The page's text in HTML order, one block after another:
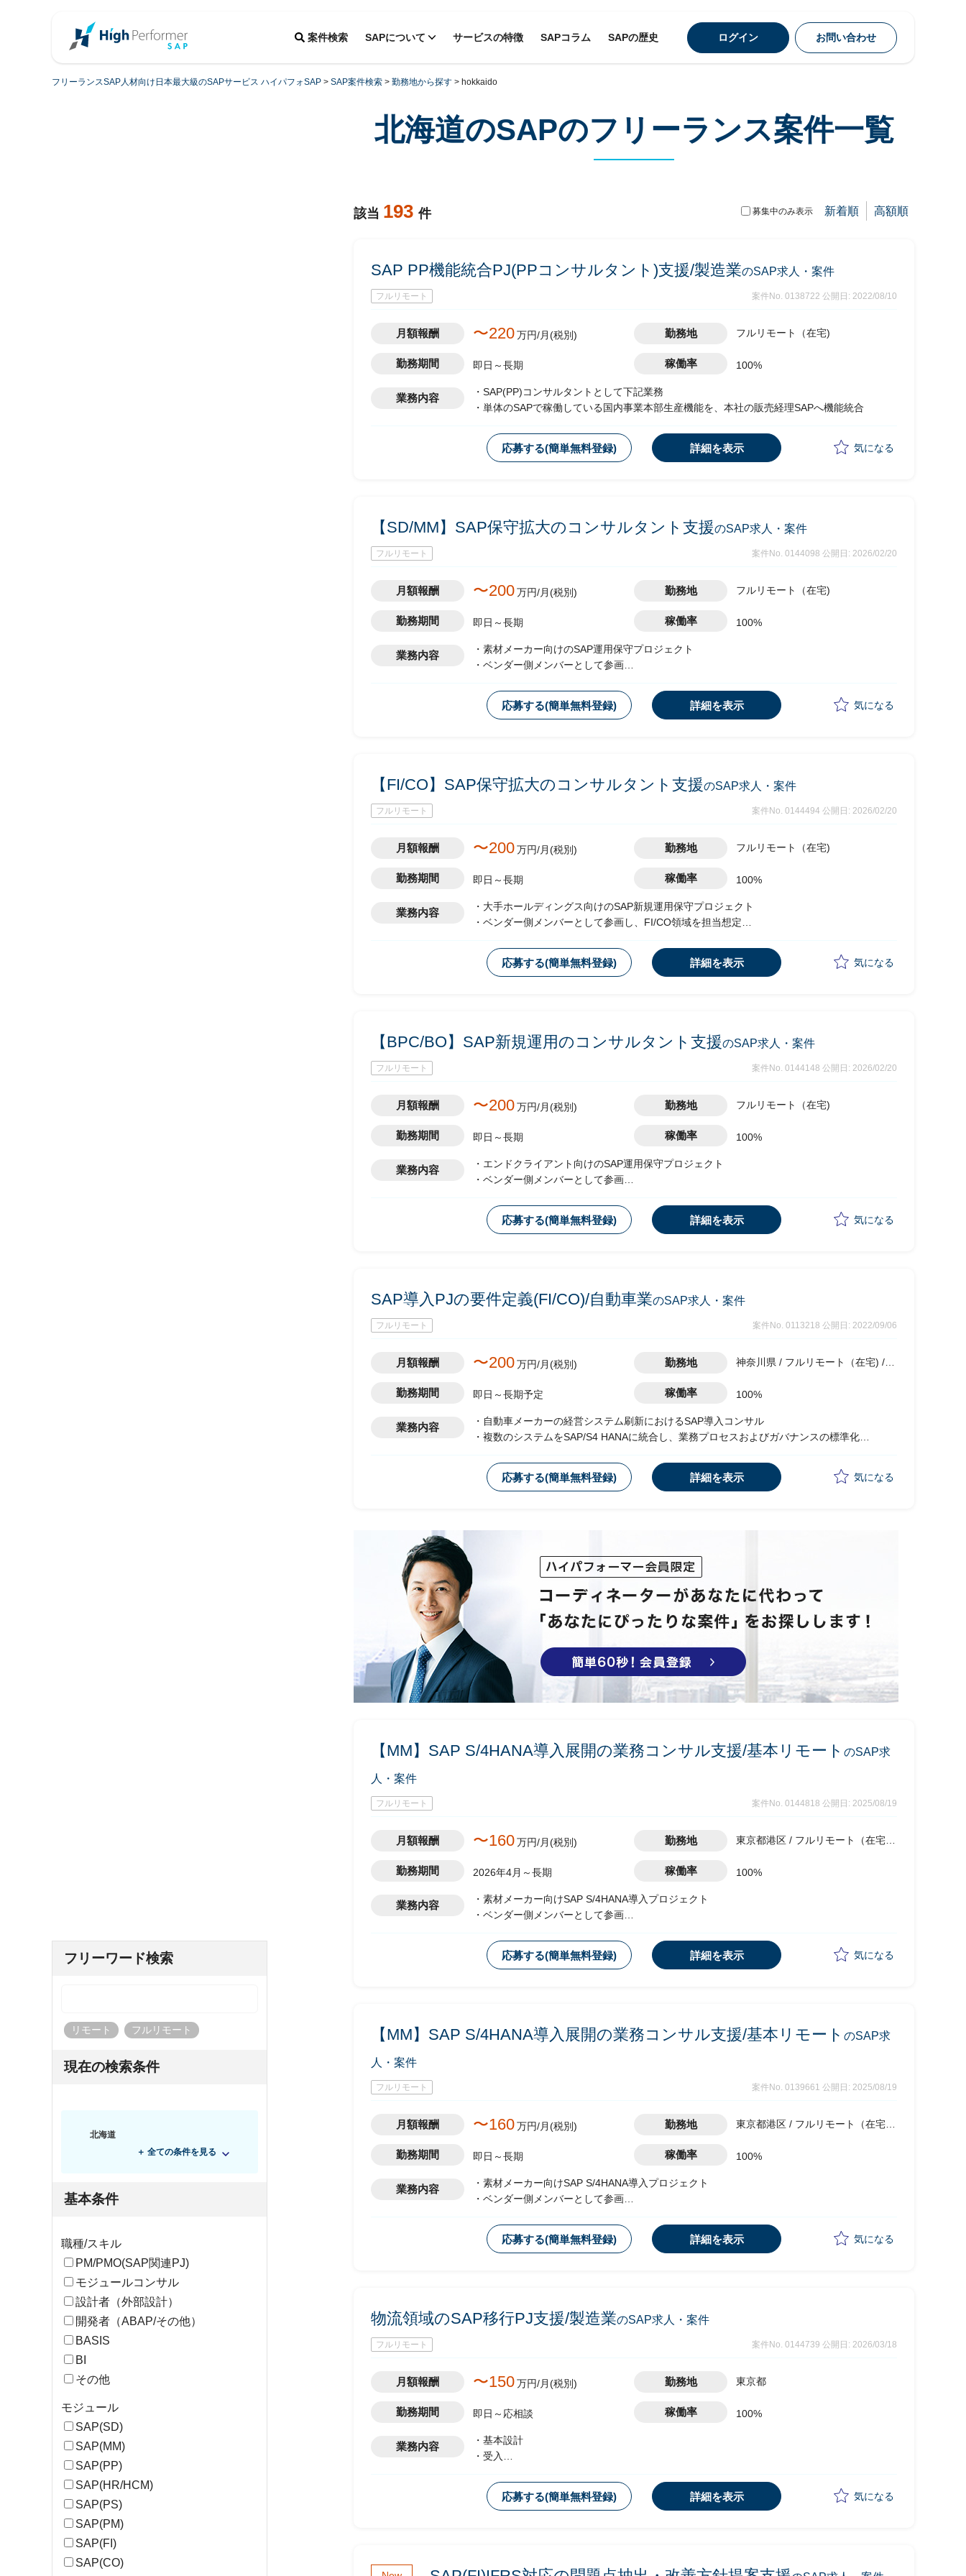
案件検索 SAPについて サービスの特徴 SAPコラム SAPの歴史 ログイン お問い合わせ
フリーランスSAP人材向け日本最大級のSAPサービス ハイパフォSAP > SAP案件検索 > 勤務地から探す > hokkaido
フリーワード検索
リモート フルリモート
現在の検索条件
北海道
＋ 全ての条件を見る
基本条件
職種/スキル
PM/PMO(SAP関連PJ)
モジュールコンサル
設計者（外部設計）
開発者（ABAP/その他）
BASIS
BI
その他
モジュール
SAP(SD)
SAP(MM)
SAP(PP)
SAP(HR/HCM)
SAP(PS)
SAP(PM)
SAP(FI)
SAP(CO)
北海道のSAPのフリーランス案件一覧
該当 193 件 募集中のみ表示 新着順 高額順
SAP PP機能統合PJ(PPコンサルタント)支援/製造業のSAP求人・案件
フルリモート 案件No. 0138722 公開日: 2022/08/10
月額報酬 〜220万円/月(税別) 勤務地 フルリモート（在宅)
勤務期間 即日～長期 稼働率 100%
業務内容
・SAP(PP)コンサルタントとして下記業務
・単体のSAPで稼働している国内事業本部生産機能を、本社の販売経理SAPへ機能統合
応募する(簡単無料登録) 詳細を表示 気になる
【SD/MM】SAP保守拡大のコンサルタント支援のSAP求人・案件
フルリモート 案件No. 0144098 公開日: 2026/02/20
月額報酬 〜200万円/月(税別) 勤務地 フルリモート（在宅)
勤務期間 即日～長期 稼働率 100%
業務内容
・素材メーカー向けのSAP運用保守プロジェクト
・ベンダー側メンバーとして参画
-顧客フェイシングにおける要件整理
-若手社員への指導
応募する(簡単無料登録) 詳細を表示 気になる
【FI/CO】SAP保守拡大のコンサルタント支援のSAP求人・案件
フルリモート 案件No. 0144494 公開日: 2026/02/20
月額報酬 〜200万円/月(税別) 勤務地 フルリモート（在宅)
勤務期間 即日～長期 稼働率 100%
業務内容
・大手ホールディングス向けのSAP新規運用保守プロジェクト
・ベンダー側メンバーとして参画し、FI/CO領域を担当想定
-顧客フェイシングによる要件整理
-若手社員への指導
応募する(簡単無料登録) 詳細を表示 気になる
【BPC/BO】SAP新規運用のコンサルタント支援のSAP求人・案件
フルリモート 案件No. 0144148 公開日: 2026/02/20
月額報酬 〜200万円/月(税別) 勤務地 フルリモート（在宅)
勤務期間 即日～長期 稼働率 100%
業務内容
・エンドクライアント向けのSAP運用保守プロジェクト
・ベンダー側メンバーとして参画
-顧客フェイシングにおける要件整理
-若手社員への指導
応募する(簡単無料登録) 詳細を表示 気になる
SAP導入PJの要件定義(FI/CO)/自動車業のSAP求人・案件
フルリモート 案件No. 0113218 公開日: 2022/09/06
月額報酬 〜200万円/月(税別) 勤務地
神奈川県 / フルリモート（在宅) /
勤務期間 即日～長期予定 稼働率 100%
業務内容
・自動車メーカーの経営システム刷新におけるSAP導入コンサル
・複数のシステムをSAP/S4 HANAに統合し、業務プロセスおよびガバナンスの標準化
応募する(簡単無料登録) 詳細を表示 気になる
【MM】SAP S/4HANA導入展開の業務コンサル支援/基本リモート のSAP求
人・案件
フルリモート 案件No. 0144818 公開日: 2025/08/19
月額報酬 〜160万円/月(税別) 勤務地
東京都港区 / フルリモート（在宅) /
勤務期間 2026年4月～長期 稼働率 100%
業務内容
・素材メーカー向けSAP S/4HANA導入プロジェクト
・ベンダー側メンバーとして参画
・生産原価領域のコンサルタントとして以下業務を実施予定
-各工場業務のヒアリング、標準化に向けたソリューションの策定
応募する(簡単無料登録) 詳細を表示 気になる
【MM】SAP S/4HANA導入展開の業務コンサル支援/基本リモート のSAP求
人・案件
フルリモート 案件No. 0139661 公開日: 2025/08/19
月額報酬 〜160万円/月(税別) 勤務地
東京都港区 / フルリモート（在宅) /
勤務期間 即日～長期 稼働率 100%
業務内容
・素材メーカー向けSAP S/4HANA導入プロジェクト
・ベンダー側メンバーとして参画
・生産原価領域のコンサルタントとして以下業務を実施予定
-各工場業務のヒアリング、標準化に向けたソリューションの策定
応募する(簡単無料登録) 詳細を表示 気になる
物流領域のSAP移行PJ支援/製造業のSAP求人・案件
フルリモート 案件No. 0144739 公開日: 2026/03/18
月額報酬 〜150万円/月(税別) 勤務地 東京都
勤務期間 即日～応相談 稼働率 100%
業務内容
・基本設計
・受入
・移行設計
応募する(簡単無料登録) 詳細を表示 気になる